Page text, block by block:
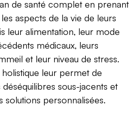
de santé complet en prenant
aspects de la vie de leurs
leur alimentation, leur mode
médicaux, leurs
et leur niveau de stress.
leur permet de
sous-jacents et
personnalisées.